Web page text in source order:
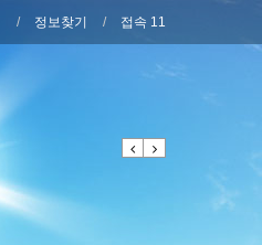
정보찾기 접속 11
Previous
Next